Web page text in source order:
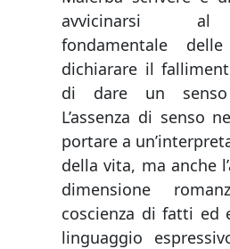
avvicinarsi al
fondamentale
dichiarare il
di dare un
L’assenza di senso
portare a
della vita, ma anche
dimensione
coscienza di fatti ed
linguaggio